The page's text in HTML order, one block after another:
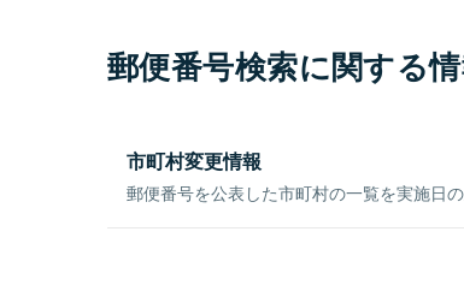
郵便番号検索に関する
市町村変更情報
郵便番号を公表した市町村の一覧を実施日